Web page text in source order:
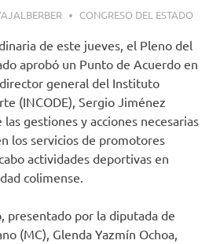
CONGRESO DEL ESTADO
de este jueves, el Pleno del
aprobó un Punto de Acuerdo en
general del Instituto
(INCODE), Sergio Jiménez
gestiones y acciones necesarias
los servicios de promotores
actividades deportivas en
colimense.
presentado por la diputada de
(MC), Glenda Yazmín Ochoa,